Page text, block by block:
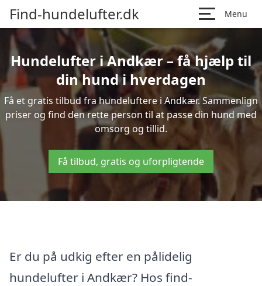
Find-hundelufter.dk Menu
Hundelufter i Andkær – få hjælp til
din hund i hverdagen
Få et gratis tilbud fra hundeluftere i Andkær. Sammenlign
priser og find den rette person til at passe din hund med
omsorg og tillid.
Få tilbud, gratis og uforpligtende
Er du på udkig efter en pålidelig
hundelufter i Andkær? Hos find-